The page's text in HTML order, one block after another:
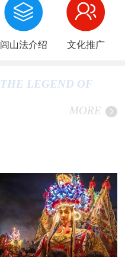
闾山法介绍 文化推广
THE LEGEND OF
MORE